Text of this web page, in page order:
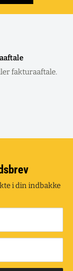
fakturaaftale.
i din indbakke